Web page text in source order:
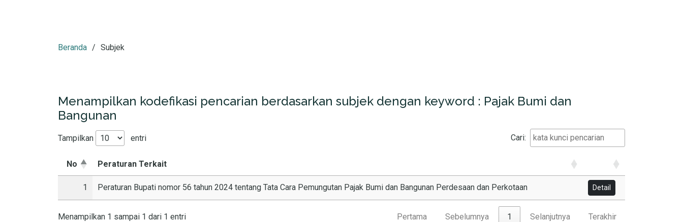
Beranda Subjek
Menampilkan kodefikasi pencarian berdasarkan subjek dengan keyword : Pajak Bumi dan
Bangunan
Tampilkan entri Cari:
No Peraturan Terkait
1 Peraturan Bupati nomor 56 tahun 2024 tentang Tata Cara Pemungutan Pajak Bumi dan Bangunan Perdesaan dan Perkotaan Detail
Menampilkan 1 sampai 1 dari 1 entri Pertama Sebelumnya 1 Selanjutnya Terakhir